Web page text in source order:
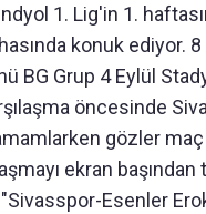
1. Lig'in 1.
konuk ediyor.
BG Grup 4 Eylül
öncesinde
gözler
ekran
Esenler